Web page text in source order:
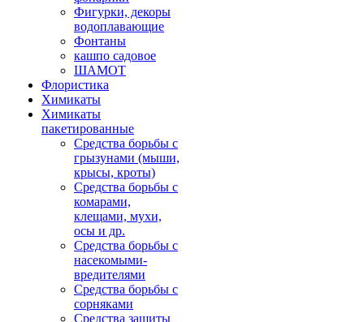
Фигурки, декоры
водоплавающие
Фонтаны
кашпо садовое
ШАМОТ
Флористика
Химикаты
Химикаты
пакетированные
Средства борьбы с
грызунами (мыши,
крысы, кроты)
Средства борьбы с
комарами,
клещами, мухи,
осы и др.
Средства борьбы с
насекомыми-
вредителями
Средства борьбы с
сорняками
Средства защиты